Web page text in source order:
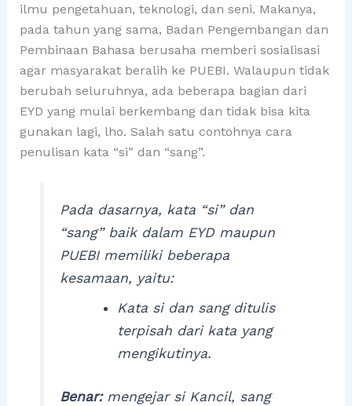
ilmu pengetahuan, teknologi, dan seni. Makanya,
pada tahun yang sama, Badan Pengembangan dan
Pembinaan Bahasa berusaha memberi sosialisasi
agar masyarakat beralih ke PUEBI. Walaupun tidak
berubah seluruhnya, ada beberapa bagian dari
EYD yang mulai berkembang dan tidak bisa kita
gunakan lagi, lho. Salah satu contohnya cara
penulisan kata “si” dan “sang”.
Pada dasarnya, kata “si” dan
“sang” baik dalam EYD maupun
PUEBI memiliki beberapa
kesamaan, yaitu:
Kata si dan sang ditulis
terpisah dari kata yang
mengikutinya.
Benar:mengejar si Kancil, sang